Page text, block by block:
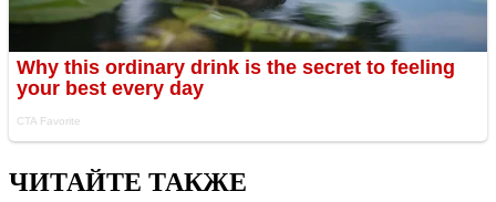
ЧИТАЙТЕ ТАКЖЕ